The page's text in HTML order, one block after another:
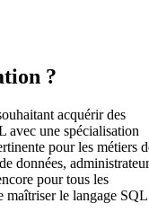
?
acquérir des
avec une spécialisation
pour les métiers
données, administrateur
pour tous les
maîtriser le langage SQL